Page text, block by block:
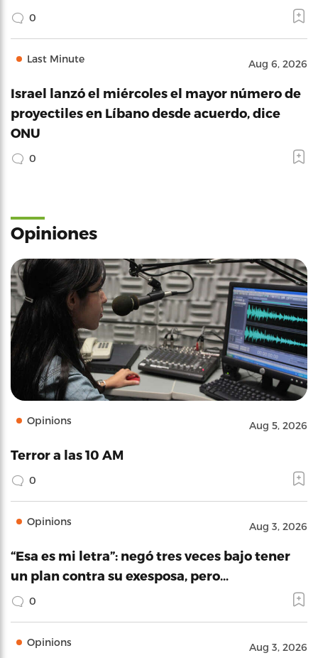
0
Last Minute Aug 6, 2026
Israel lanzó el miércoles el mayor número de
proyectiles en Líbano desde acuerdo, dice
ONU
0
Opiniones
Opinions Aug 5, 2026
Terror a las 10 AM
0
Opinions Aug 3, 2026
“Esa es mi letra”: negó tres veces bajo tener
un plan contra su exesposa, pero…
0
Opinions Aug 3, 2026